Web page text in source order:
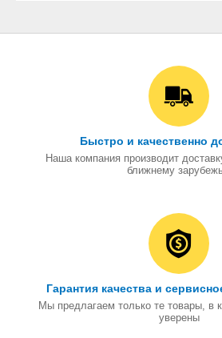
Быстро и качественно
Наша компания производит
ближнему
Гарантия качества и
Мы предлагаем только те товары, в
уверены